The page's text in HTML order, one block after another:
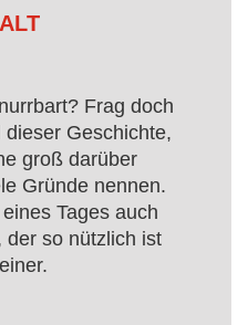
Frag doch
Geschichte,
groß darüber
Gründe nennen.
Tages auch
der so nützlich ist